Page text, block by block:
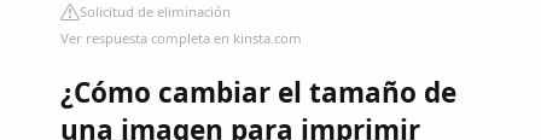
Solicitud de eliminación
Ver respuesta completa en kinsta.com
¿Cómo cambiar el tamaño de
una imagen para imprimir